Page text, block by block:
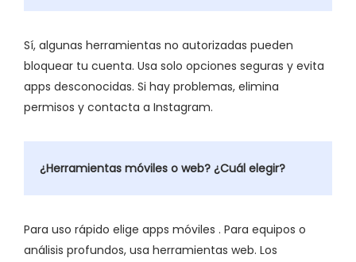
Sí, algunas herramientas no autorizadas pueden
bloquear tu cuenta. Usa solo opciones seguras y evita
apps desconocidas. Si hay problemas, elimina
permisos y contacta a Instagram.
¿Herramientas móviles o web? ¿Cuál elegir?
Para uso rápido elige apps móviles . Para equipos o
análisis profundos, usa herramientas web. Los